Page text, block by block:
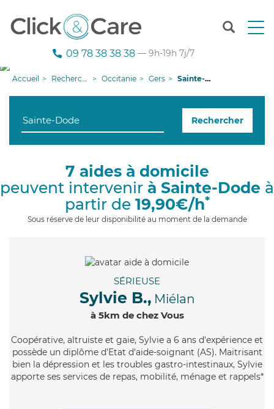
T
n
g
i
09 78 38 38 38 — 9h-19h 7j/7
Accueil Recherche aide à domicile Occitanie Gers Sainte-Dode
Rechercher
7 aides à domicile
peuvent intervenir à Sainte-Dode à
partir de 19,90€/h*
Sous réserve de leur disponibilité au moment de la demande
SÉRIEUSE
Sylvie B., Miélan
à 5km de chez Vous
Coopérative, altruiste et gaie, Sylvie a 6 ans d'expérience et
possède un diplôme d'Etat d'aide-soignant (AS). Maitrisant
bien la dépression et les troubles gastro-intestinaux, Sylvie
apporte ses services de repas, mobilité, ménage et rappels*